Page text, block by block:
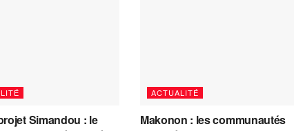
Simandou : le
ACTUALITÉ
Makonon : les communautés